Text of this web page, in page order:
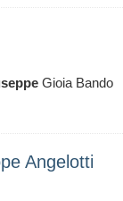
Gioia Bando
Angelotti